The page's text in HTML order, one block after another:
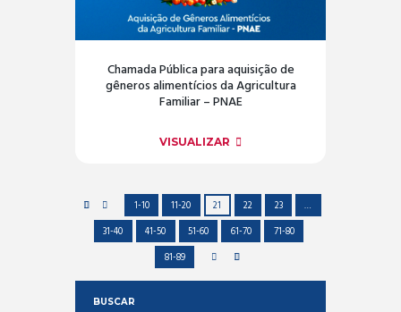
Chamada Pública para aquisição de
gêneros alimentícios da Agricultura
Familiar – PNAE
VISUALIZAR
1-10 11-20 21 22 23
…
31-40
41-50 51-60 61-70
71-80
81-89
BUSCAR